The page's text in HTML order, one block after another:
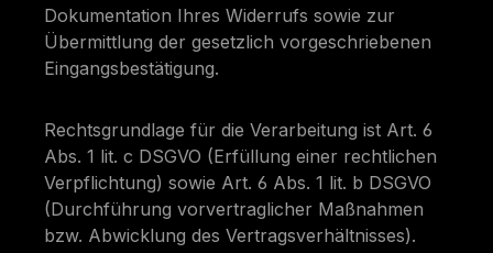
Dokumentation Ihres Widerrufs sowie zur
Übermittlung der gesetzlich vorgeschriebenen
Eingangsbestätigung.
Rechtsgrundlage für die Verarbeitung ist Art. 6
Abs. 1 lit. c DSGVO (Erfüllung einer rechtlichen
Verpflichtung) sowie Art. 6 Abs. 1 lit. b DSGVO
(Durchführung vorvertraglicher Maßnahmen
bzw. Abwicklung des Vertragsverhältnisses).